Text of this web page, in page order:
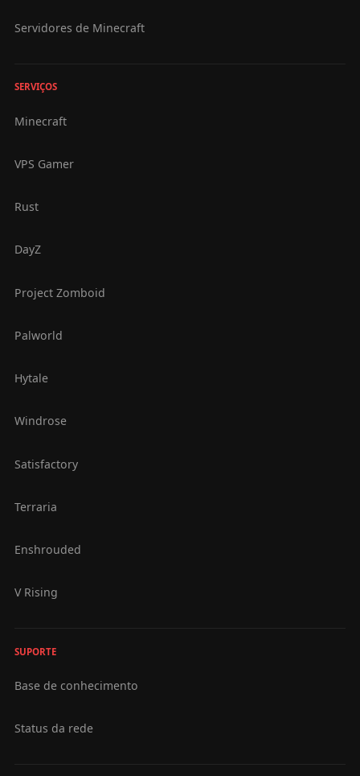
Servidores de Minecraft
SERVIÇOS
Minecraft
VPS Gamer
Rust
DayZ
Project Zomboid
Palworld
Hytale
Windrose
Satisfactory
Terraria
Enshrouded
V Rising
SUPORTE
Base de conhecimento
Status da rede